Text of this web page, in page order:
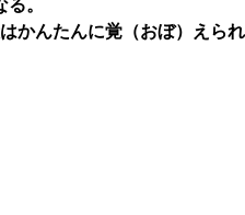
。
かんたんに覚（おぼ）えら